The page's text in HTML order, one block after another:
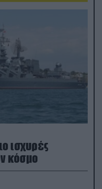
ισχυρές
κόσμο